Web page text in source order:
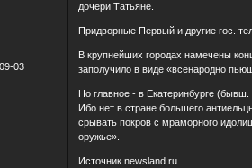
03
дочери Татьяне.
Придворные Первый и другие гос.
В крупнейших городах намечены
заполучило в виде «всенародно
Но главное - в Екатеринбурге
Ибо нет в стране большего
срывать покров с мраморного
оружье».
Источник newsland.ru